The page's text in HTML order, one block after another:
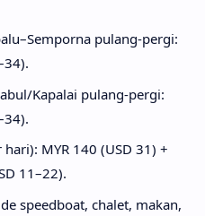
pulang-pergi:
Kapalai pulang-pergi:
MYR 140 (USD 31) +
11–22).
speedboat, chalet, makan,